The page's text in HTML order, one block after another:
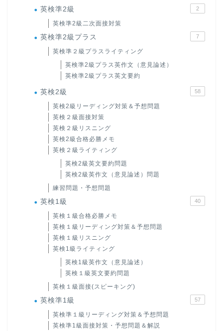
英検準2級 2
英検準2級二次面接対策
英検準2級プラス 7
英検準２級プラスライティング
英検準2級プラス英作文（意見論述）
英検準2級プラス英文要約
英検2級 58
英検2級リーディング対策＆予想問題
英検２級面接対策
英検２級リスニング
英検2級合格必勝メモ
英検２級ライティング
英検2級英文要約問題
英検2級英作文（意見論述）問題
練習問題・予想問題
英検1級 40
英検１級合格必勝メモ
英検１級リーディング対策＆予想問題
英検１級リスニング
英検1級ライティング
英検1級英作文（意見論述）
英検１級英文要約問題
英検１級面接(スピーキング)
英検準1級 57
英検準１級リーディング対策＆予想問題
英検準1級面接対策・予想問題＆解説